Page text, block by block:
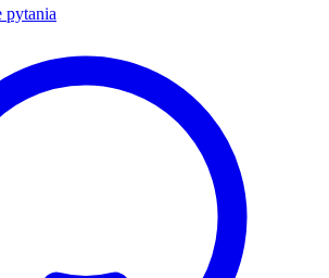
pytania